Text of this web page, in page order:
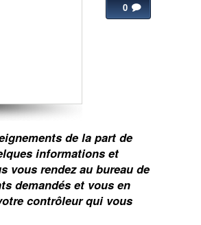
de la part de
informations et
vous rendez au bureau de
demandés et vous en
contrôleur qui vous
0